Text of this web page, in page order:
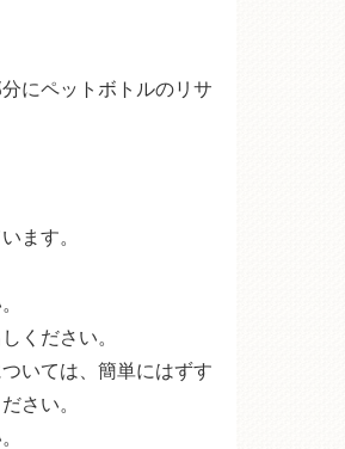
にペットボトルのリサ
ます。
ください。
いては、簡単にはずす
さい。